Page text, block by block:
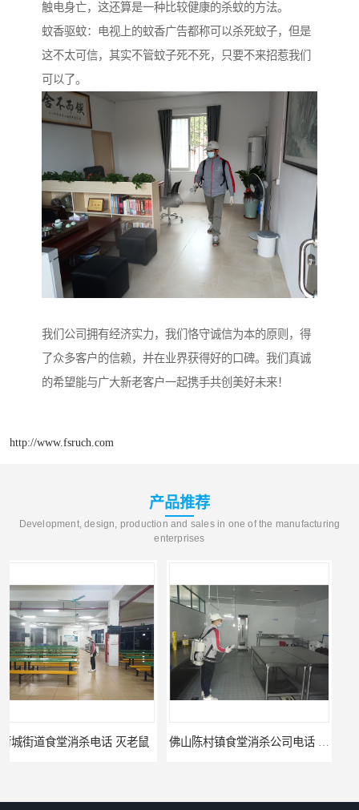
触电身亡，这还算是一种比较健康的杀蚊的方法。
蚊香驱蚊：电视上的蚊香广告都称可以杀死蚊子，但是
这不太可信，其实不管蚊子死不死，只要不来招惹我们
可以了。
我们公司拥有经济实力，我们恪守诚信为本的原则，得
了众多客户的信赖，并在业界获得好的口碑。我们真诚
的希望能与广大新老客户一起携手共创美好未来！
http://www.fsruch.com
产品推荐
Development, design, production and sales in one of the manufacturing
enterprises
佛山陈村镇食堂消杀公司电话 陈村食堂灭鼠